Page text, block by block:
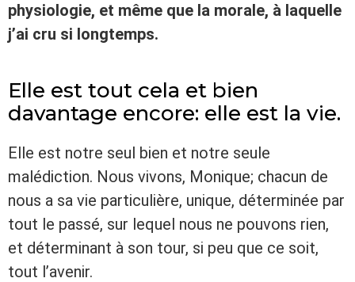
physiologie, et même que la morale, à laquelle
j’ai cru si longtemps.
Elle est tout cela et bien
davantage encore: elle est la vie.
Elle est notre seul bien et notre seule
malédiction. Nous vivons, Monique; chacun de
nous a sa vie particulière, unique, déterminée par
tout le passé, sur lequel nous ne pouvons rien,
et déterminant à son tour, si peu que ce soit,
tout l’avenir.